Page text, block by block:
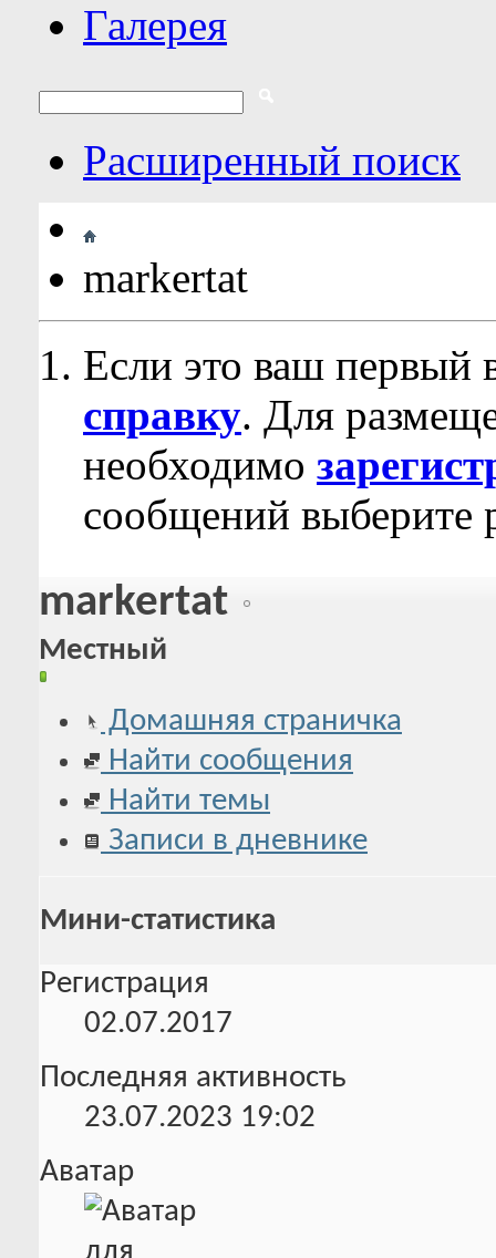
Галерея
Расширенный поиск
markertat
Если это ваш первый
справку. Для
необходимо
сообщений выберите
markertat
Местный
Домашняя страничка
Найти сообщения
Найти темы
Записи в дневнике
Мини-статистика
Регистрация
02.07.2017
Последняя активность
23.07.2023 19:02
Аватар